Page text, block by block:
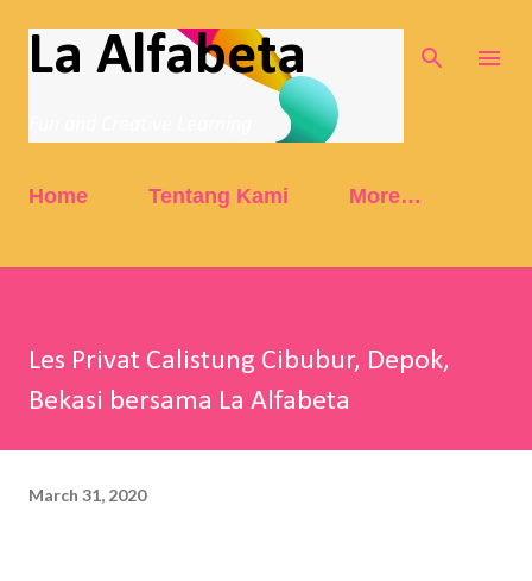
Skip to main content
La Alfabeta
Home Tentang Kami More…
Les Privat Calistung Cibubur, Depok,
Bekasi bersama La Alfabeta
March 31, 2020